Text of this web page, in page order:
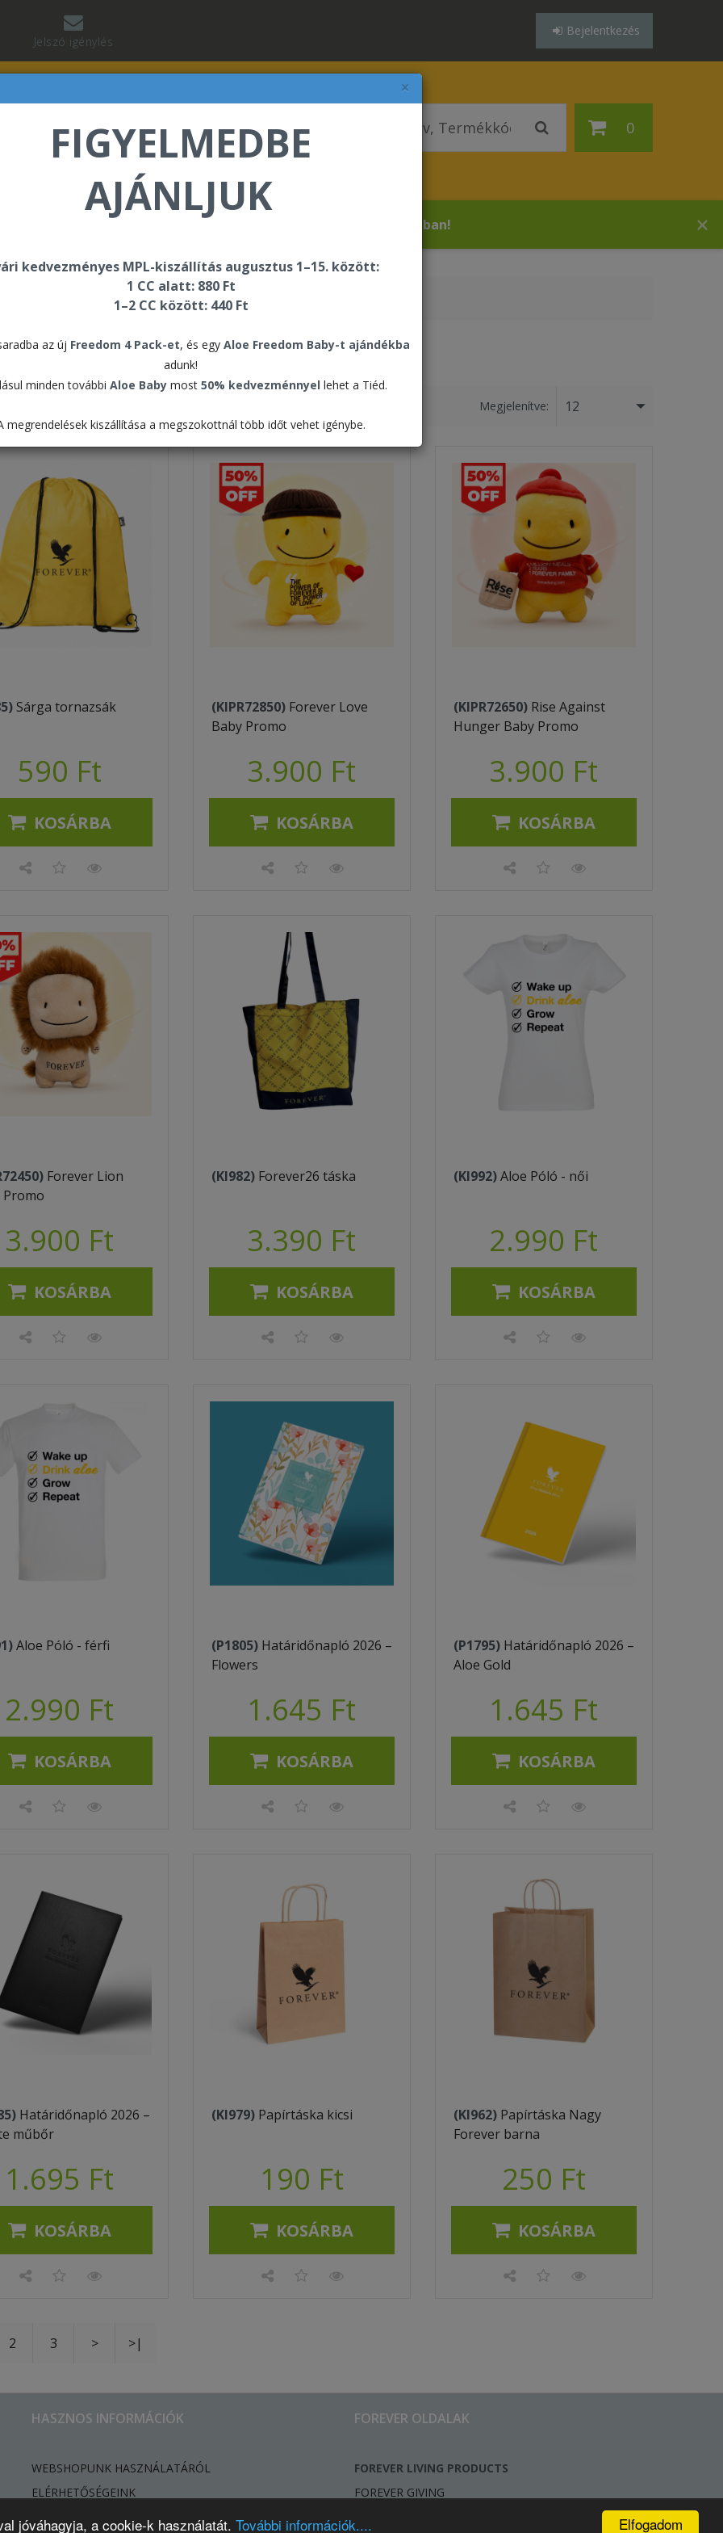
Elfogadom
jóváhagyja, a cookie-k használatát. További információk....
×
FIGYELMEDBE
AJÁNLJUK
kedvezményes MPL-kiszállítás augusztus 1–15. között:
1 CC alatt: 880 Ft
1–2 CC között: 440 Ft
az új Freedom 4 Pack-et, és egy Aloe Freedom Baby-t ajándékba
adunk!
minden további Aloe Babymost 50% kedvezménnyel lehet a Tiéd.
megrendelések kiszállítása a megszokottnál több időt vehet igénybe.
Jelszó igénylés
Bejelentkezés
0
Olufolahan üdvözli Önt a Forever Living internetes áruházában!
Megjelenítve: 12
Sárga tornazsák
590 Ft
KOSÁRBA
(KIPR72850) Forever Love
Baby Promo
3.900 Ft
KOSÁRBA
(KIPR72650) Rise Against
Hunger Baby Promo
3.900 Ft
KOSÁRBA
Forever Lion
Promo
3.900 Ft
KOSÁRBA
(KI982) Forever26 táska
3.390 Ft
KOSÁRBA
(KI992)Aloe Póló - női
2.990 Ft
KOSÁRBA
Aloe Póló - férfi
2.990 Ft
KOSÁRBA
(P1805) Határidőnapló 2026 –
Flowers
1.645 Ft
KOSÁRBA
(P1795) Határidőnapló 2026 –
Aloe Gold
1.645 Ft
KOSÁRBA
Határidőnapló 2026 –
műbőr
1.695 Ft
KOSÁRBA
(KI979) Papírtáska kicsi
190 Ft
KOSÁRBA
(KI962) Papírtáska Nagy
Forever barna
250 Ft
KOSÁRBA
2 3 > >|
HASZNOS INFORMÁCIÓK
WEBSHOPUNK HASZNÁLATÁRÓL
ELÉRHETŐSÉGEINK
FOREVER OLDALAK
FOREVER LIVING PRODUCTS
FOREVER GIVING